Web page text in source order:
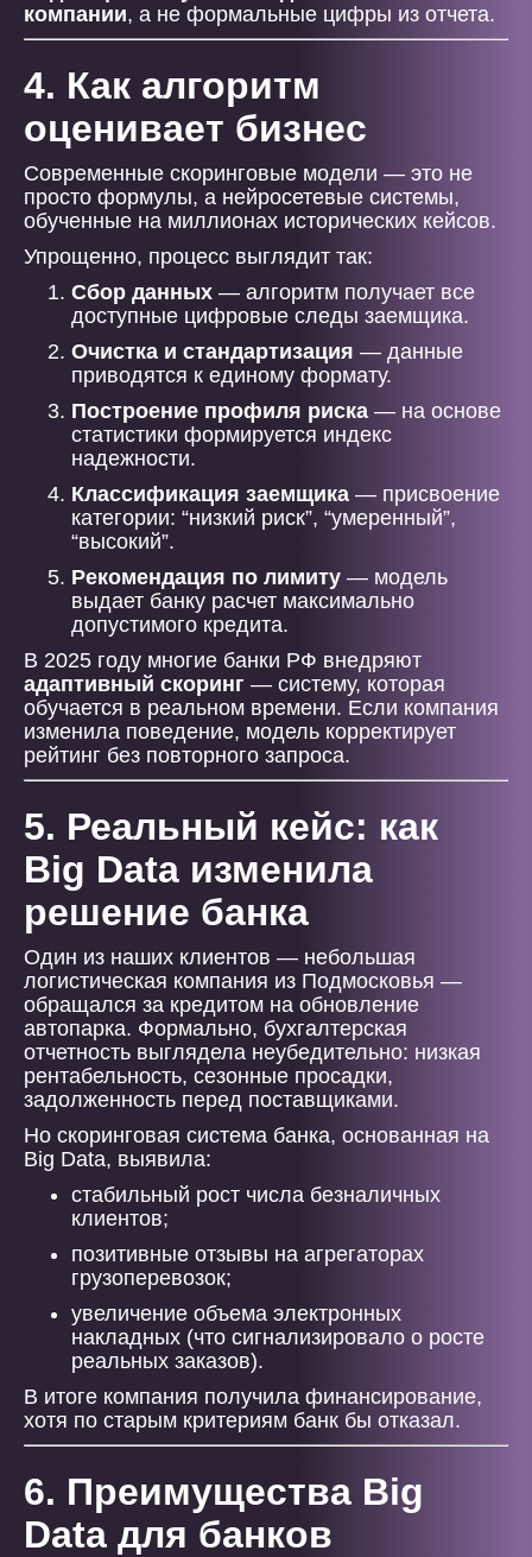
компании, а не формальные цифры из отчета.
4. Как алгоритм
оценивает бизнес
Современные скоринговые модели — это не
просто формулы, а нейросетевые системы,
обученные на миллионах исторических кейсов.
Упрощенно, процесс выглядит так:
Сбор данных — алгоритм получает все
доступные цифровые следы заемщика.
Очистка и стандартизация — данные
приводятся к единому формату.
Построение профиля риска — на основе
статистики формируется индекс
надежности.
Классификация заемщика — присвоение
категории: “низкий риск”, “умеренный”,
“высокий”.
Рекомендация по лимиту — модель
выдает банку расчет максимально
допустимого кредита.
В 2025 году многие банки РФ внедряют
адаптивный скоринг — систему, которая
обучается в реальном времени. Если компания
изменила поведение, модель корректирует
рейтинг без повторного запроса.
5. Реальный кейс: как
Big Data изменила
решение банка
Один из наших клиентов — небольшая
логистическая компания из Подмосковья —
обращался за кредитом на обновление
автопарка. Формально, бухгалтерская
отчетность выглядела неубедительно: низкая
рентабельность, сезонные просадки,
задолженность перед поставщиками.
Но скоринговая система банка, основанная на
Big Data, выявила:
стабильный рост числа безналичных
клиентов;
позитивные отзывы на агрегаторах
грузоперевозок;
увеличение объема электронных
накладных (что сигнализировало о росте
реальных заказов).
В итоге компания получила финансирование,
хотя по старым критериям банк бы отказал.
6. Преимущества Big
Data для банков